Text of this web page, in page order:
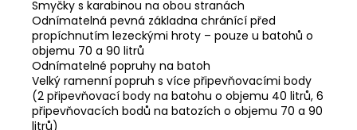
Smyčky s karabinou na obou stranách
Odnímatelná pevná základna chránící před
propíchnutím lezeckými hroty – pouze u batohů o
objemu 70 a 90 litrů
Odnímatelné popruhy na batoh
Velký ramenní popruh s více připevňovacími body
(2 připevňovací body na batohu o objemu 40 litrů, 6
připevňovacích bodů na batozích o objemu 70 a 90
litrů)